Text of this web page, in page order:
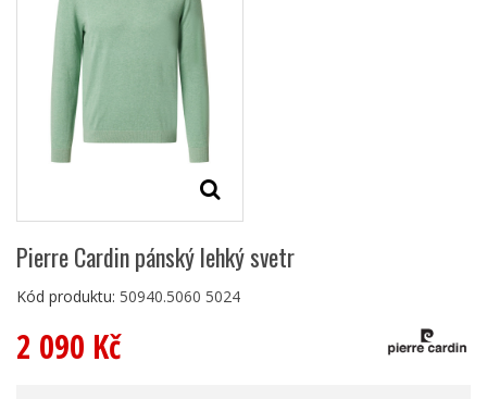
Pierre Cardin pánský lehký svetr
Kód produktu: 50940.5060 5024
2 090 Kč